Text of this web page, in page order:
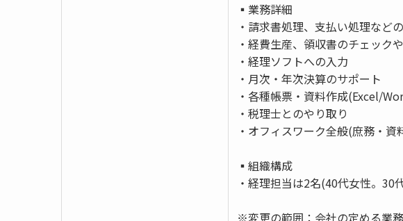
▪️業務詳細
・請求書処理、支払い処理など
・経費生産、領収書のチェック
・経理ソフトへの入力
・月次・年次決算のサポート
・各種帳票・資料作成(Excel/
・税理士とのやり取り
・オフィスワーク全般(庶務・資
▪️組織構成
・経理担当は2名(40代女性。30